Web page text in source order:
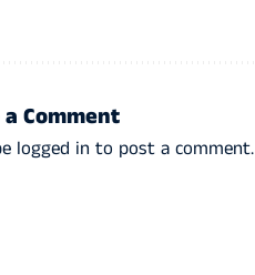
Comment
logged in to post a comment.